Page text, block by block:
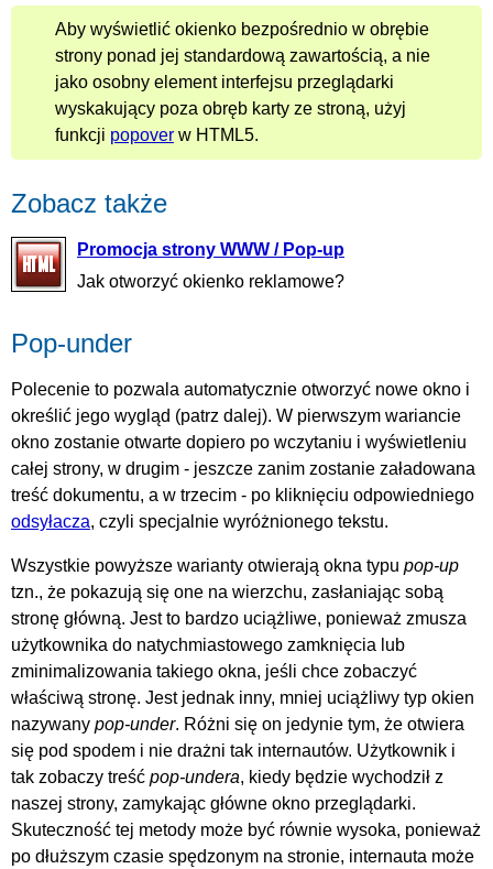
Aby wyświetlić okienko bezpośrednio w obrębie
strony ponad jej standardową zawartością, a nie
jako osobny element interfejsu przeglądarki
wyskakujący poza obręb karty ze stroną, użyj
funkcji popover w HTML5.
Zobacz także
Promocja strony WWW / Pop-up
Jak otworzyć okienko reklamowe?
Pop-under
Polecenie to pozwala automatycznie otworzyć nowe okno i
określić jego wygląd (patrz dalej). W pierwszym wariancie
okno zostanie otwarte dopiero po wczytaniu i wyświetleniu
całej strony, w drugim - jeszcze zanim zostanie załadowana
treść dokumentu, a w trzecim - po kliknięciu odpowiedniego
odsyłacza, czyli specjalnie wyróżnionego tekstu.
Wszystkie powyższe warianty otwierają okna typu pop-up
tzn., że pokazują się one na wierzchu, zasłaniając sobą
stronę główną. Jest to bardzo uciążliwe, ponieważ zmusza
użytkownika do natychmiastowego zamknięcia lub
zminimalizowania takiego okna, jeśli chce zobaczyć
właściwą stronę. Jest jednak inny, mniej uciążliwy typ okien
nazywany pop-under. Różni się on jedynie tym, że otwiera
się pod spodem i nie drażni tak internautów. Użytkownik i
tak zobaczy treść pop-undera, kiedy będzie wychodził z
naszej strony, zamykając główne okno przeglądarki.
Skuteczność tej metody może być równie wysoka, ponieważ
po dłuższym czasie spędzonym na stronie, internauta może